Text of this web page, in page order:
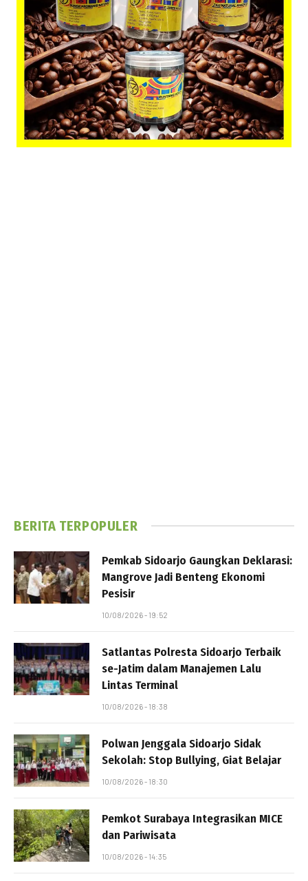
BERITA TERPOPULER
Pemkab Sidoarjo Gaungkan Deklarasi:
Mangrove Jadi Benteng Ekonomi
Pesisir
10/08/2026 - 19:52
Satlantas Polresta Sidoarjo Terbaik
se-Jatim dalam Manajemen Lalu
Lintas Terminal
10/08/2026 - 18:38
Polwan Jenggala Sidoarjo Sidak
Sekolah: Stop Bullying, Giat Belajar
10/08/2026 - 18:30
Pemkot Surabaya Integrasikan MICE
dan Pariwisata
10/08/2026 - 14:35